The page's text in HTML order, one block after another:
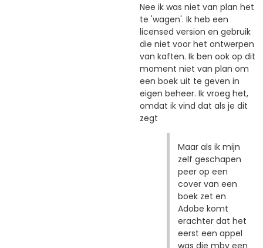
Nee ik was niet van plan het
te 'wagen'. Ik heb een
licensed version en gebruik
die niet voor het ontwerpen
van kaften. Ik ben ook op dit
moment niet van plan om
een boek uit te geven in
eigen beheer. Ik vroeg het,
omdat ik vind dat als je dit
zegt
Maar als ik mijn
zelf geschapen
peer op een
cover van een
boek zet en
Adobe komt
erachter dat het
eerst een appel
was die mbv een